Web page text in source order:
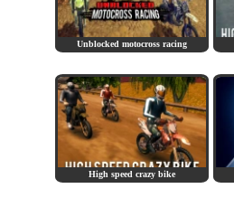
Unblocked motocross racing
High speed crazy bike